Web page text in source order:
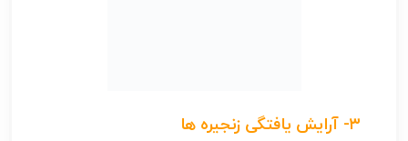
۳- آرایش یافتگی زنجیره ها